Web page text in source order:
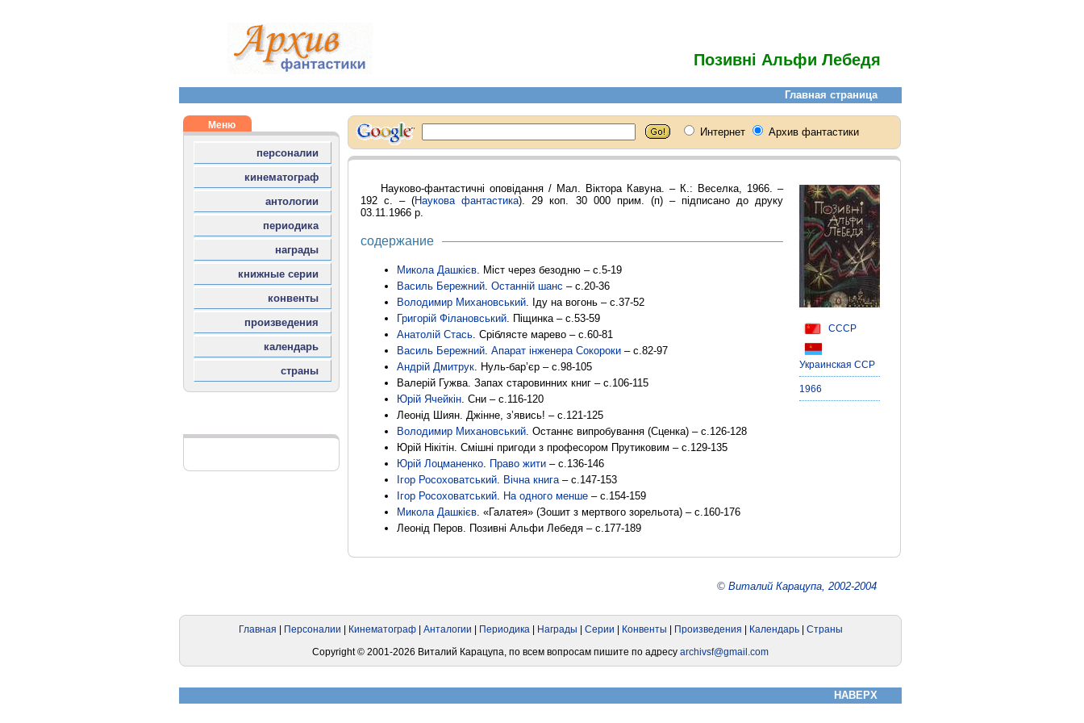
Позивні Альфи Лебедя
СССР
Украинская ССР
1966
Науково-фантастичні оповідання / Мал. Віктора Кавуна. – К.: Веселка, 1966. –
192 с. – (Наукова фантастика). 29 коп. 30 000 прим. (п) – підписано до друку
03.11.1966 р.
содержание
Микола Дашкієв. Міст через безодню – с.5-19
Василь Бережний. Останній шанс – с.20-36
Володимир Михановський. Іду на вогонь – с.37-52
Григорій Філановський. Піщинка – с.53-59
Анатолій Стась. Сріблясте марево – с.60-81
Василь Бережний. Апарат інженера Сокороки – с.82-97
Андрій Дмитрук. Нуль-бар’єр – с.98-105
Валерій Гужва. Запах старовинних книг – с.106-115
Юрій Ячейкін. Сни – с.116-120
Леонід Шиян. Джінне, з’явись! – с.121-125
Володимир Михановський. Останнє випробування (Сценка) – с.126-128
Юрій Нікітін. Смішні пригоди з професором Прутиковим – с.129-135
Юрій Лоцманенко. Право жити – с.136-146
Ігор Росоховатський. Вічна книга– с.147-153
Ігор Росоховатський. На одного менше – с.154-159
Микола Дашкієв. «Галатея» (Зошит з мертвого зорельота) – с.160-176
Леонід Перов. Позивні Альфи Лебедя – с.177-189
© Виталий Карацупа, 2002-2004
НАВЕРХ